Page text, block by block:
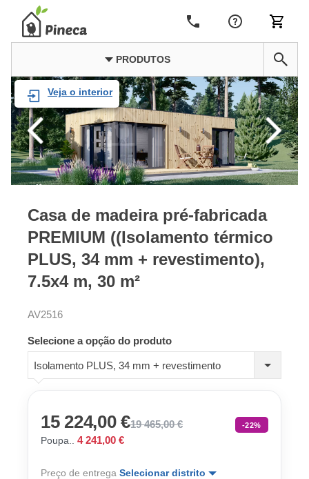
PRODUTOS
Veja o interior
Casa de madeira pré-fabricada
PREMIUM ((Isolamento térmico
PLUS, 34 mm + revestimento),
7.5x4 m, 30 m²
AV2516
Selecione a opção do produto
Isolamento PLUS, 34 mm + revestimento
15 224,00 €19 465,00 € -22%
Poupa.. 4 241,00 €
Preço de entrega Selecionar distrito